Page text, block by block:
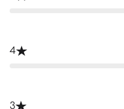
4
3